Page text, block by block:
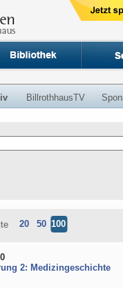
BillrothhausTV
20 50 100
2: Medizingeschichte